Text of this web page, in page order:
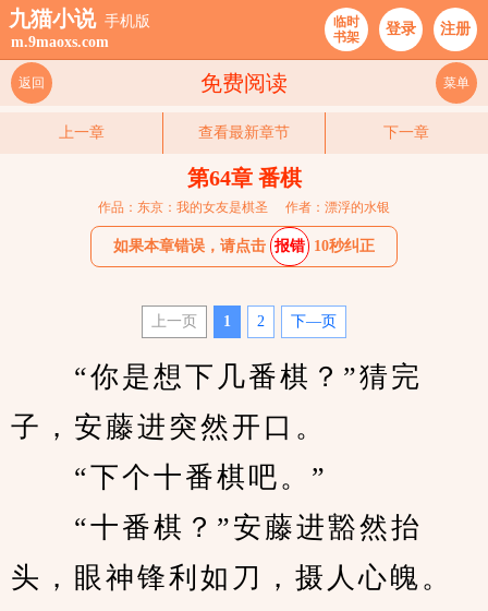
九猫小说 手机版
m.9maoxs.com
临时
书架
登录 注册
免费阅读
返回 菜单
上一章 查看最新章节 下一章
第64章 番棋
作品：东京：我的女友是棋圣 作者：漂浮的水银
如果本章错误，请点击 报错 10秒纠正
上一页 1 2 下—页
“你是想下几番棋？”猜完
子，安藤进突然开口。
“下个十番棋吧。”
“十番棋？”安藤进豁然抬
头，眼神锋利如刀，摄人心魄。